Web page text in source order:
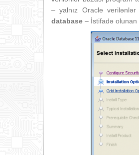
– yalnız Oracle
database – İstifadə olunan